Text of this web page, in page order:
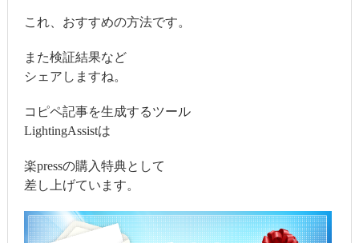
これ、おすすめの方法です。
また検証結果など
シェアしますね。
コピペ記事を生成するツール
LightingAssistは
楽pressの購入特典として
差し上げています。